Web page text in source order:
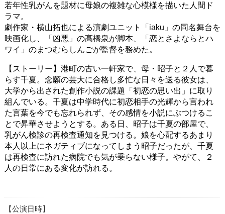
若年性乳がんを題材に母娘の複雑な心模様を描いた人間ド
ラマ。
劇作家・横山拓也による演劇ユニット「iaku」の同名舞台を
映画化し、「凶悪」の髙橋泉が脚本、「恋とさよならとハ
ワイ」のまつむらしんごが監督を務めた。
【ストーリー】港町の古い一軒家で、母・昭子と２人で暮
らす千夏。念願の芸大に合格し多忙な日々を送る彼女は、
大学から出された創作小説の課題「初恋の思い出」に取り
組んでいる。千夏は中学時代に初恋相手の光輝から言われ
た言葉を今でも忘れられず、その感情を小説にぶつけるこ
とで昇華させようとする。ある日、昭子は千夏の部屋で、
乳がん検診の再検査通知を見つける。娘を心配するあまり
本人以上にネガティブになってしまう昭子だったが、千夏
は再検査に訪れた病院でも気が乗らない様子。やがて、２
人の日常にある変化が訪れる。
公演日時